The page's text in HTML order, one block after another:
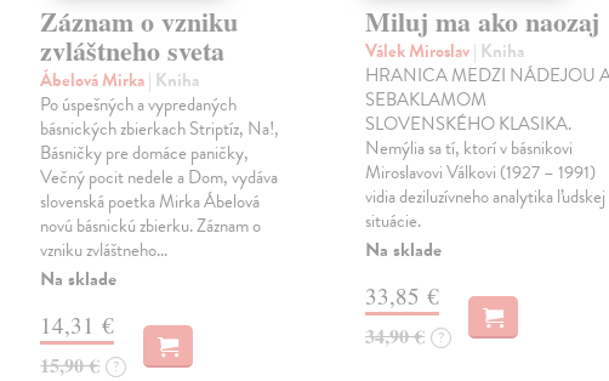
Záznam o vzniku
zvláštneho sveta
Ábelová Mirka| Kniha
Po úspešných a vypredaných
básnických zbierkach Striptíz, Na!,
Básničky pre domáce paničky,
Večný pocit nedele a Dom, vydáva
slovenská poetka Mirka Ábelová
novú básnickú zbierku. Záznam o
vzniku zvláštneho…
Na sklade
14,31 €
15,90 € ?
Miluj ma ako naozaj
Válek Miroslav| Kniha
HRANICA MEDZI NÁDEJOU
SEBAKLAMOM
SLOVENSKÉHO KLASIKA.
Nemýlia sa tí, ktorí v básnikovi
Miroslavovi Válkovi (1927 – 1991)
vidia deziluzívneho analytika ľudskej
situácie.
Na sklade
33,85 €
34,90 € ?